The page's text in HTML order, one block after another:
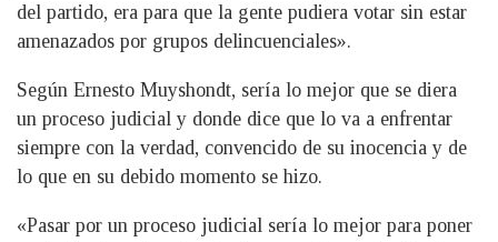
del partido, era para que la gente pudiera votar sin estar
amenazados por grupos delincuenciales».
Según Ernesto Muyshondt, sería lo mejor que se diera
un proceso judicial y donde dice que lo va a enfrentar
siempre con la verdad, convencido de su inocencia y de
lo que en su debido momento se hizo.
«Pasar por un proceso judicial sería lo mejor para poner